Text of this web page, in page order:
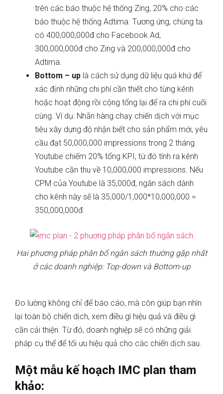
trên các báo thuộc hệ thống Zing, 20% cho các
báo thuộc hệ thống Adtima. Tương ứng, chúng ta
có 400,000,000đ cho Facebook Ad,
300,000,000đ cho Zing và 200,000,000đ cho
Adtima.
Bottom – up là cách sử dụng dữ liệu quá khứ để
xác định những chi phí cần thiết cho từng kênh
hoặc hoạt động rồi cộng tổng lại để ra chi phí cuối
cùng. Ví dụ: Nhãn hàng chạy chiến dịch với mục
tiêu xây dựng độ nhận biết cho sản phẩm mới, yêu
cầu đạt 50,000,000 impressions trong 2 tháng.
Youtube chiếm 20% tổng KPI, từ đó tính ra kênh
Youtube cần thu về 10,000,000 impressions. Nếu
CPM của Youtube là 35,000đ, ngân sách dành
cho kênh này sẽ là 35,000/1,000*10,000,000 =
350,000,000đ.
Hai phương pháp phân bổ ngân sách thường gặp nhất
ở các doanh nghiệp: Top-down và Bottom-up
Đo lường không chỉ để báo cáo, mà còn giúp bạn nhìn
lại toàn bộ chiến dịch, xem điều gì hiệu quả và điều gì
cần cải thiện. Từ đó, doanh nghiệp sẽ có những giải
pháp cụ thể để tối ưu hiệu quả cho các chiến dịch sau.
Một mẫu kế hoạch IMC plan tham
khảo: